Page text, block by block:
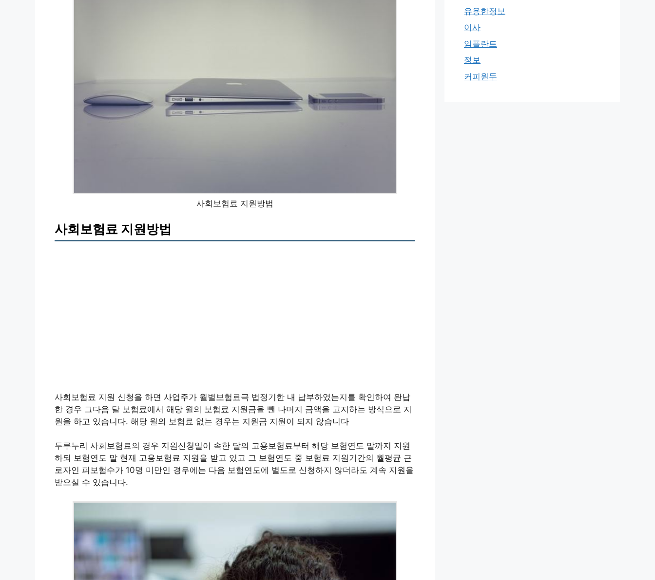
사회보험료 지원방법
사회보험료 지원방법
사회보험료 지원 신청을 하면 사업주가 월별보험료극 법정기한 내 납부하였는지를 확인하여 완납
한 경우 그다음 달 보험료에서 해당 월의 보험료 지원금을 뺀 나머지 금액을 고지하는 방식으로 지
원을 하고 있습니다. 해당 월의 보험료 없는 경우는 지원금 지원이 되지 않습니다
두루누리 사회보험료의 경우 지원신청일이 속한 달의 고용보험료부터 해당 보험연도 말까지 지원
하되 보험연도 말 현재 고용보험료 지원을 받고 있고 그 보험연도 중 보험료 지원기간의 월평균 근
로자인 피보험수가 10명 미만인 경우에는 다음 보험연도에 별도로 신청하지 않더라도 계속 지원을
받으실 수 있습니다.
유용한정보
이사
임플란트
정보
커피원두